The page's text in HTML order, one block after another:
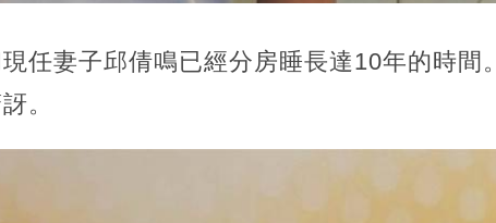
任妻子邱倩鳴已經分房睡長達10年的時間。
。